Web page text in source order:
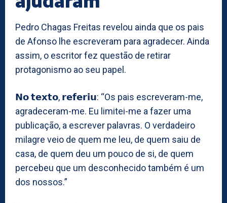
Pedro Chagas Freitas revelou ainda que os pais
de Afonso lhe escreveram para agradecer. Ainda
assim, o escritor fez questão de retirar
protagonismo ao seu papel.
𝗡𝗼 𝘁𝗲𝘅𝘁𝗼, 𝗿𝗲𝗳𝗲𝗿𝗶𝘂: “Os pais escreveram-me,
agradeceram-me. Eu limitei-me a fazer uma
publicação, a escrever palavras. O verdadeiro
milagre veio de quem me leu, de quem saiu de
casa, de quem deu um pouco de si, de quem
percebeu que um desconhecido também é um
dos nossos.”